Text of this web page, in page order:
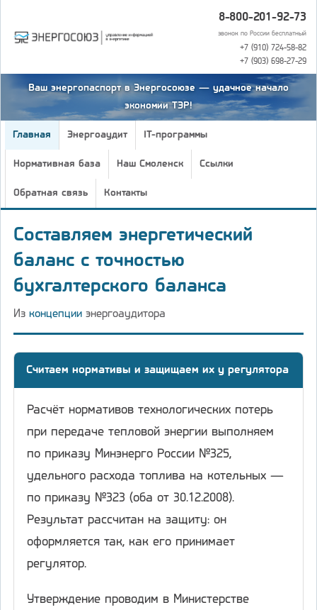
8-800-201-92-73
звонок по России бесплатный
+7 (910) 724-58-82
+7 (903) 698-27-29
Ваш энергопаспорт в Энергосоюзе — удачное начало
экономии ТЭР!
Главная Энергоаудит IT-программы
Нормативная база Наш Смоленск Ссылки
Обратная связь Контакты
Составляем энергетический
баланс с точностью
бухгалтерского баланса
Из концепции энергоаудитора
Считаем нормативы и защищаем их у регулятора
Расчёт нормативов технологических потерь
при передаче тепловой энергии выполняем
по приказу Минэнерго России №325,
удельного расхода топлива на котельных —
по приказу №323 (оба от 30.12.2008).
Результат рассчитан на защиту: он
оформляется так, как его принимает
регулятор.
Утверждение проводим в Министерстве